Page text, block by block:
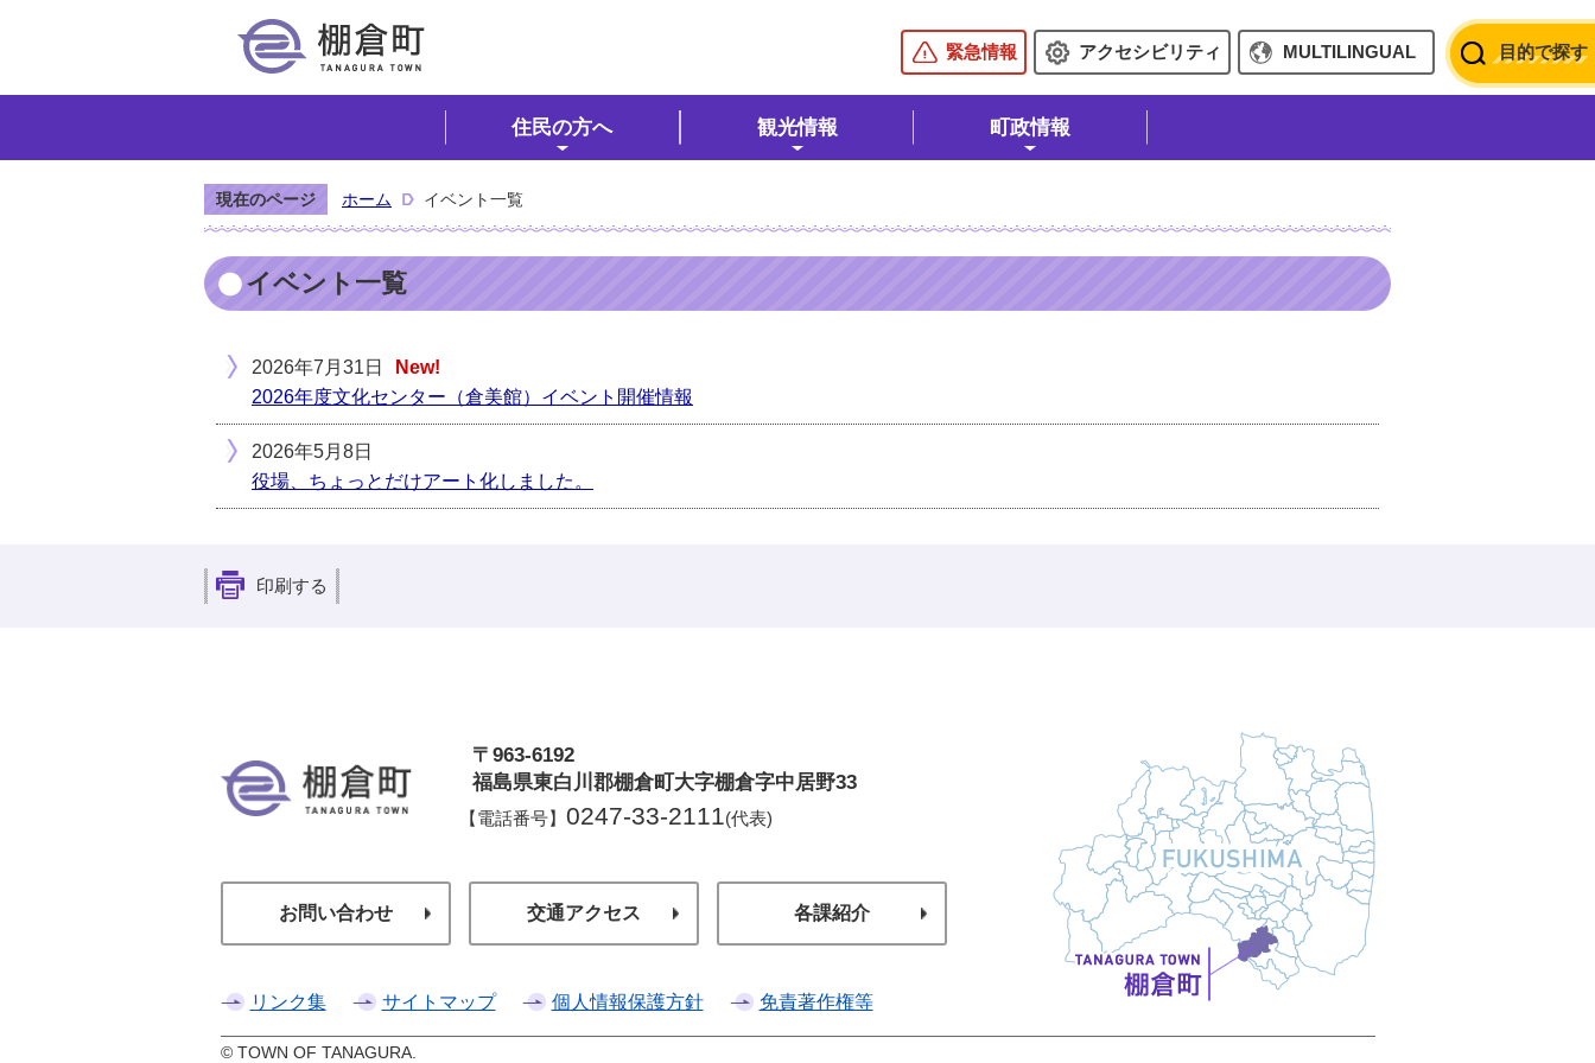
緊急情報
アクセシビリティ MULTILINGUAL 目的で探す
住民の方へ 観光情報 町政情報
現在のページ ホーム イベント一覧
イベント一覧
2026年7月31日
New!
2026年度文化センター（倉美館）イベント開催情報
2026年5月8日
役場、ちょっとだけアート化しました。
印刷する
棚倉町
〒963-6192
福島県東白川郡棚倉町大字棚倉字中居野33
【電話番号】 0247-33-2111(代表)
お問い合わせ 交通アクセス 各課紹介
リンク集 サイトマップ 個人情報保護方針 免責著作権等
© TOWN OF TANAGURA.